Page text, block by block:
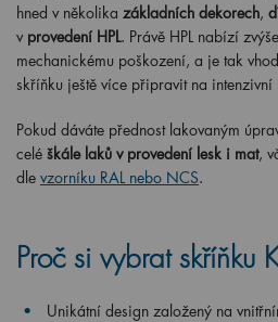
hned v několika základních dekorech,
v provedení HPL. Právě HPL nabízí
mechanickému poškození, a je tak
skříňku ještě více připravit na
Pokud dáváte přednost lakovaným
celé škále laků v provedení lesk i mat,
dle vzorníku RAL nebo NCS.
Proč si vybrat skříňku
Unikátní design založený na